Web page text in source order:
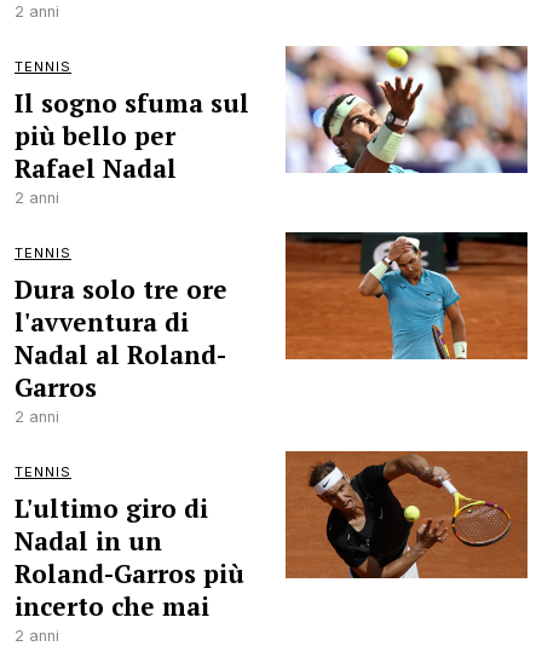
2 anni
TENNIS
Il sogno sfuma sul
più bello per
Rafael Nadal
2 anni
TENNIS
Dura solo tre ore
l'avventura di
Nadal al Roland-
Garros
2 anni
TENNIS
L'ultimo giro di
Nadal in un
Roland-Garros più
incerto che mai
2 anni